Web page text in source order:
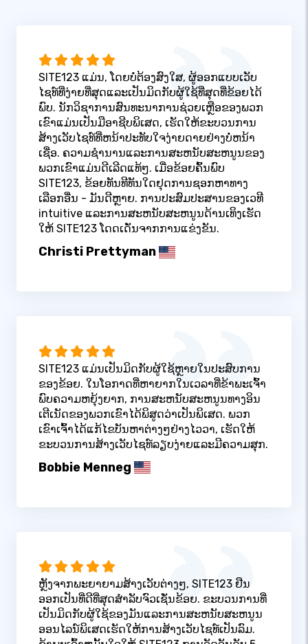
SITE123 ແມ່ນ, ໂດຍບໍ່ຕ້ອງສົງໃສ, ຜູ້ອອກແບບເວັບ
ໄຊທ໌ທີ່ງ່າຍທີ່ສຸດແລະເປັນມິດກັບຜູ້ໃຊ້ທີ່ສຸດທີ່ຂ້ອຍໄດ້
ພົບ. ນັກວິຊາການສົນທະນາການຊ່ວຍເຫຼືອຂອງພວກ
ເຂົາແມ່ນເປັນມືອາຊີບພິເສດ, ເຮັດໃຫ້ຂະບວນການ
ສ້າງເວັບໄຊທ໌ທີ່ຫນ້າປະທັບໃຈງ່າຍດາຍຢ່າງບໍ່ຫນ້າ
ເຊື່ອ. ຄວາມຊໍານານແລະການສະຫນັບສະຫນູນຂອງ
ພວກເຂົາແມ່ນດີເລີດແທ້ໆ. ເມື່ອຂ້ອຍຄົ້ນພົບ
SITE123, ຂ້ອຍທັນທີທັນໃດຢຸດການຊອກຫາທາງ
ເລືອກອື່ນ - ມັນດີຫຼາຍ. ການປະສົມປະສານຂອງເວທີ
intuitive ແລະການສະຫນັບສະຫນູນດ້ານເທິງເຮັດ
ໃຫ້ SITE123 ໂດດເດັ່ນຈາກການແຂ່ງຂັນ.
Christi Prettyman
SITE123 ແມ່ນເປັນມິດກັບຜູ້ໃຊ້ຫຼາຍໃນປະສົບການ
ຂອງຂ້ອຍ. ໃນໂອກາດທີ່ຫາຍາກໃນເວລາທີ່ຂ້າພະເຈົ້າ
ພົບຄວາມຫຍຸ້ງຍາກ, ການສະຫນັບສະຫນູນທາງອິນ
ເຕີເນັດຂອງພວກເຂົາໄດ້ພິສູດວ່າເປັນພິເສດ. ພວກ
ເຂົາເຈົ້າໄດ້ແກ້ໄຂບັນຫາຕ່າງໆຢ່າງໄວວາ, ເຮັດໃຫ້
ຂະບວນການສ້າງເວັບໄຊທ໌ລຽບງ່າຍແລະມີຄວາມສຸກ.
Bobbie Menneg
ຫຼັງຈາກພະຍາຍາມສ້າງເວັບຕ່າງໆ, SITE123 ຢືນ
ອອກເປັນທີ່ດີທີ່ສຸດສໍາລັບຈົວເຊັ່ນຂ້ອຍ. ຂະບວນການທີ່
ເປັນມິດກັບຜູ້ໃຊ້ຂອງມັນແລະການສະຫນັບສະຫນູນ
ອອນໄລນ໌ພິເສດເຮັດໃຫ້ການສ້າງເວັບໄຊທ໌ເປັນລົມ.